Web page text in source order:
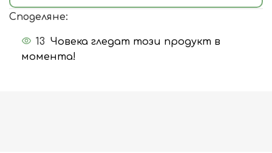
Споделяне:
13 Човека гледат този продукт в
момента!